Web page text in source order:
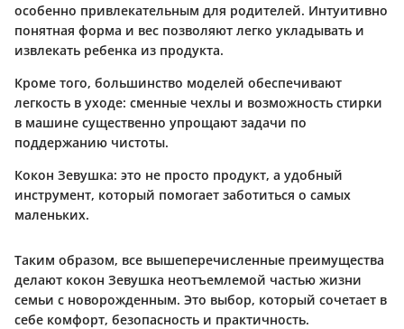
особенно привлекательным для родителей. Интуитивно
понятная форма и вес позволяют легко укладывать и
извлекать ребенка из продукта.
Кроме того, большинство моделей обеспечивают
легкость в уходе: сменные чехлы и возможность стирки
в машине существенно упрощают задачи по
поддержанию чистоты.
Кокон Зевушка: это не просто продукт, а удобный
инструмент, который помогает заботиться о самых
маленьких.
Таким образом, все вышеперечисленные преимущества
делают кокон Зевушка неотъемлемой частью жизни
семьи с новорожденным. Это выбор, который сочетает в
себе комфорт, безопасность и практичность.